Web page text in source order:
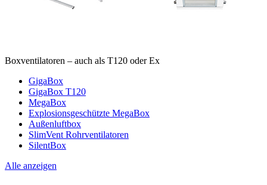
Boxventilatoren – auch als T120 oder Ex
GigaBox
GigaBox T120
MegaBox
Explosionsgeschützte MegaBox
Außenluftbox
SlimVent Rohrventilatoren
SilentBox
Alle anzeigen